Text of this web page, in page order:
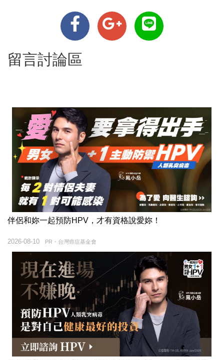
留言討論區
伴侶和妳一起預防HPV，才有資格說愛妳！
PR・台灣癌症基金會
2026-08-10